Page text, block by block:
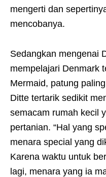
mengerti dan
mencobanya.
Sedangkan mengenai
mempelajari Denmark
Mermaid, patung
Ditte tertarik sedikit
semacam rumah kecil
pertanian. “Hal yang
menara special yang
Karena waktu untuk
lagi, menara yang ia